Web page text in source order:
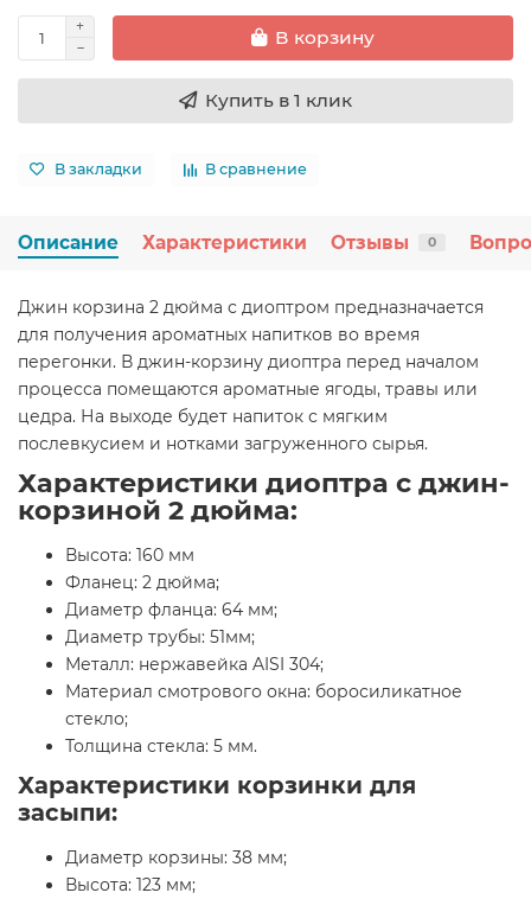
В корзину
Купить в 1 клик
В закладки В сравнение
Описание Характеристики Отзывы 0
Джин корзина 2 дюйма с диоптром предназначается
для получения ароматных напитков во время
перегонки. В джин-корзину диоптра перед началом
процесса помещаются ароматные ягоды, травы или
цедра. На выходе будет напиток с мягким
послевкусием и нотками загруженного сырья.
Характеристики диоптра с джин-
корзиной 2 дюйма:
Высота: 160 мм
Фланец: 2 дюйма;
Диаметр фланца: 64 мм;
Диаметр трубы: 51мм;
Металл: нержавейка AISI 304;
Материал смотрового окна: боросиликатное
стекло;
Толщина стекла: 5 мм.
Характеристики корзинки для
засыпи:
Диаметр корзины: 38 мм;
Высота: 123 мм;